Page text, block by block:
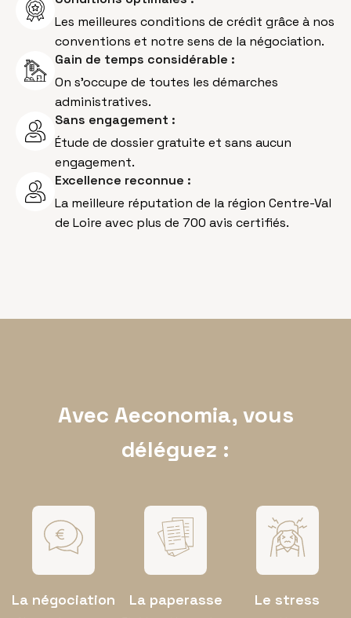
Les meilleures conditions de crédit grâce à nos
conventions et notre sens de la négociation.
Gain de temps considérable :
On s’occupe de toutes les démarches
administratives.
Sans engagement :
Étude de dossier gratuite et sans aucun
engagement.
Excellence reconnue :
La meilleure réputation de la région Centre-Val
de Loire avec plus de 700 avis certifiés.
Avec Aeconomia, vous
déléguez :
La négociation La paperasse Le stress